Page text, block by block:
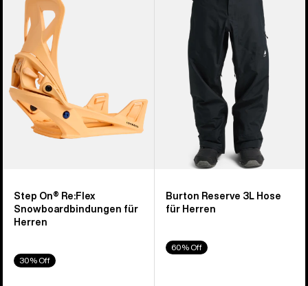
Re:Flex
Snowboardbindung
für
Herren
Step On® Re:Flex
Snowboardbindungen für
Herren
30% Off
Herren
Burton Reserve 3L Hose
für Herren
60% Off